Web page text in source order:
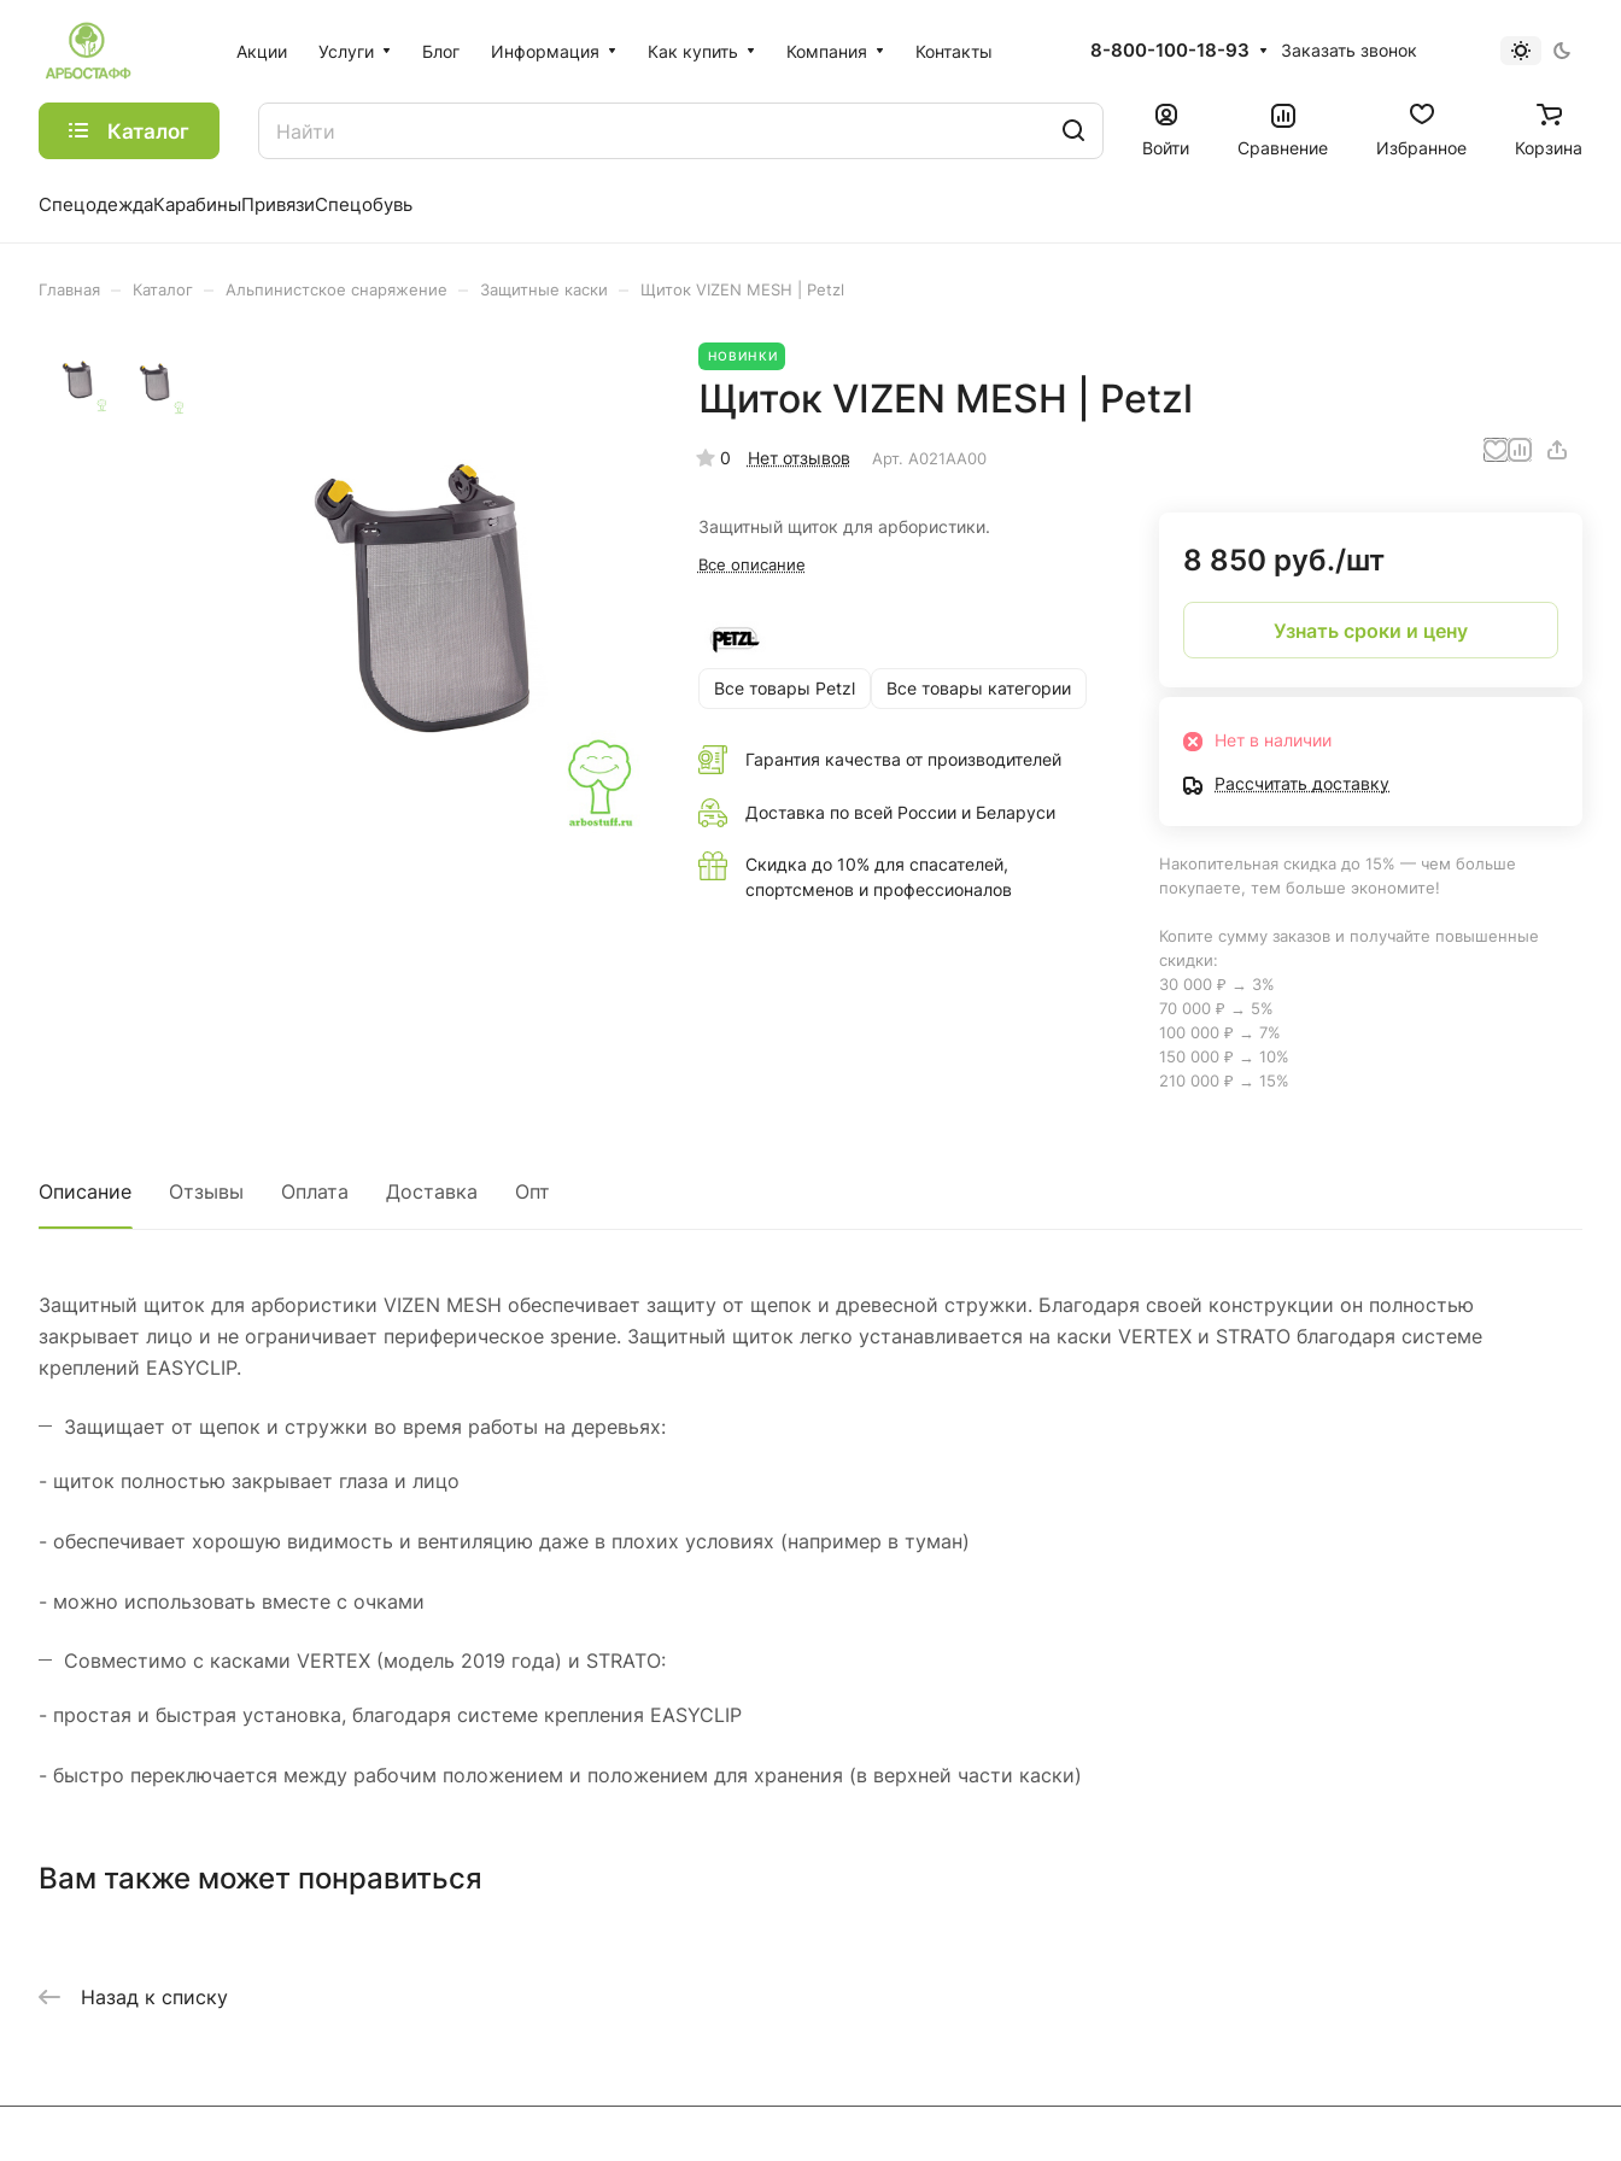
Акции Услуги Блог Информация Как купить Компания Контакты 8-800-100-18-93 Заказать звонок
Каталог
Войти Сравнение Избранное Корзина
СпецодеждаКарабиныПривязиСпецобувь
Главная Каталог Альпинистское снаряжение Защитные каски Щиток VIZEN MESH | Petzl
НОВИНКИ
Щиток VIZEN MESH | Petzl
0 Нет отзывов Арт. A021AA00
Защитный щиток для арбористики.
Все описание
Все товары Petzl Все товары категории
Гарантия качества от производителей
Доставка по всей России и Беларуси
Скидка до 10% для спасателей,
спортсменов и профессионалов
8 850 руб./шт
Узнать сроки и цену
Нет в наличии
Рассчитать доставку
Накопительная скидка до 15% — чем больше
покупаете, тем больше экономите!
Копите сумму заказов и получайте повышенные
скидки:
30 000 ₽ → 3%
70 000 ₽ → 5%
100 000 ₽ → 7%
150 000 ₽ → 10%
210 000 ₽ → 15%
Описание Отзывы Оплата Доставка Опт
Защитный щиток для арбористики VIZEN MESH обеспечивает защиту от щепок и древесной стружки. Благодаря своей конструкции он полностью
закрывает лицо и не ограничивает периферическое зрение. Защитный щиток легко устанавливается на каски VERTEX и STRATO благодаря системе
креплений EASYCLIP.
Защищает от щепок и стружки во время работы на деревьях:
- щиток полностью закрывает глаза и лицо
- обеспечивает хорошую видимость и вентиляцию даже в плохих условиях (например в туман)
- можно использовать вместе с очками
Совместимо с касками VERTEX (модель 2019 года) и STRATO:
- простая и быстрая установка, благодаря системе крепления EASYCLIP
- быстро переключается между рабочим положением и положением для хранения (в верхней части каски)
Вам также может понравиться
Назад к списку